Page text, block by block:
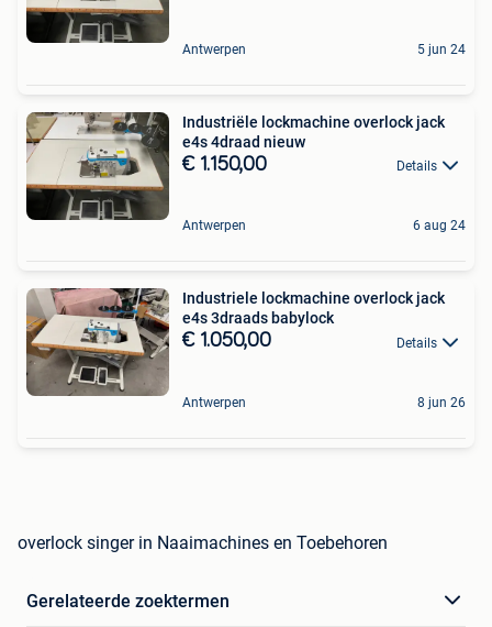
Antwerpen 5 jun 24
Industriële lockmachine overlock jack
e4s 4draad nieuw
€ 1.150,00 Details
Antwerpen 6 aug 24
Industriele lockmachine overlock jack
e4s 3draads babylock
€ 1.050,00 Details
Antwerpen 8 jun 26
overlock singer in Naaimachines en Toebehoren
Gerelateerde zoektermen